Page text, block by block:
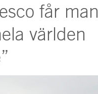
får man
världen